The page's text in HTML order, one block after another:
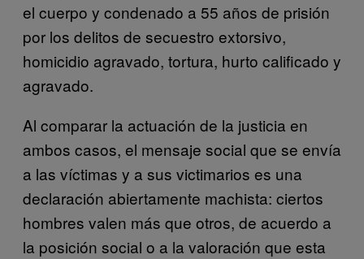
el cuerpo y condenado a 55 años de prisión
por los delitos de secuestro extorsivo,
homicidio agravado, tortura, hurto calificado y
agravado.
Al comparar la actuación de la justicia en
ambos casos, el mensaje social que se envía
a las víctimas y a sus victimarios es una
declaración abiertamente machista: ciertos
hombres valen más que otros, de acuerdo a
la posición social o a la valoración que esta